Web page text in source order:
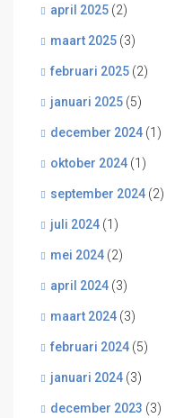
april 2025 (2)
maart 2025 (3)
februari 2025 (2)
januari 2025 (5)
december 2024 (1)
oktober 2024 (1)
september 2024 (2)
juli 2024 (1)
mei 2024 (2)
april 2024 (3)
maart 2024 (3)
februari 2024 (5)
januari 2024 (3)
december 2023 (3)